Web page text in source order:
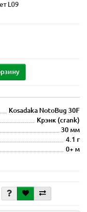
L09
Kosadaka NotoBug 30F
Крэнк (сrank)
30 мм
4.1 г
0+ м